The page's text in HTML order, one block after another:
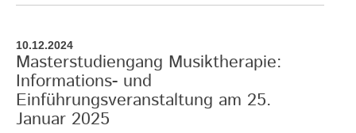
10.12.2024
Masterstudiengang Musiktherapie:
Informations- und
Einführungsveranstaltung am 25.
Januar 2025